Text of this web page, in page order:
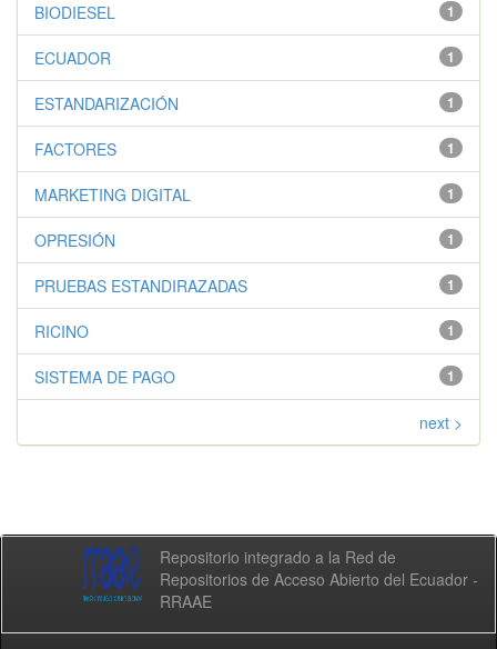
1
BIODIESEL
1
ECUADOR
1
ESTANDARIZACIÓN
1
FACTORES
1
MARKETING DIGITAL
1
OPRESIÓN
1
PRUEBAS ESTANDIRAZADAS
1
RICINO
1
SISTEMA DE PAGO
next >
Repositorio integrado a la Red de
Repositorios de Acceso Abierto del Ecuador -
RRAAE